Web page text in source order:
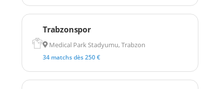
Trabzonspor
Medical Park Stadyumu, Trabzon
34 matchs dès 250 €